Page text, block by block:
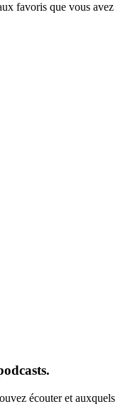
favoris que vous avez
écouter et auxquels